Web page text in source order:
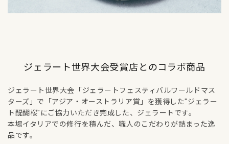
ジェラート世界大会受賞店とのコラボ商品
ジェラート世界大会「ジェラートフェスティバルワールドマス
ターズ」で「アジア・オーストラリア賞」を獲得した"ジェラー
ト醍醐桜"にご協力いただき完成した、ジェラートです。
本場イタリアでの修行を積んだ、職人のこだわりが詰まった逸
品です。